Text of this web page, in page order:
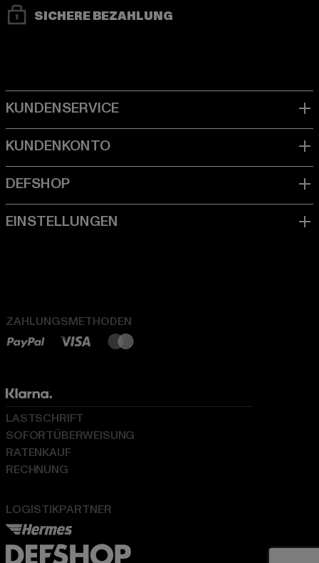
SICHERE BEZAHLUNG
ZAHLUNGSMETHODEN
LOGISTIKPARTNER
LASTSCHRIFT
SOFORTÜBERWEISUNG
RATENKAUF
RECHNUNG